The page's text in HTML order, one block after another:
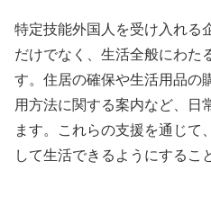
特定技能外国人を受け入れる
だけでなく、生活全般にわた
す。住居の確保や生活用品の
用方法に関する案内など、日
ます。これらの支援を通じて
して生活できるようにするこ